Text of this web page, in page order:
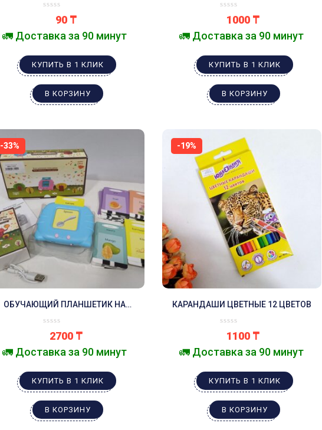
90 ₸
🚛 Доставка за 90 минут
КУПИТЬ В 1 КЛИК
В КОРЗИНУ
1000 ₸
🚛 Доставка за 90 минут
КУПИТЬ В 1 КЛИК
В КОРЗИНУ
-33%
ОБУЧАЮЩИЙ ПЛАНШЕТИК НА
2700 ₸
🚛 Доставка за 90 минут
КУПИТЬ В 1 КЛИК
В КОРЗИНУ
-19%
КАРАНДАШИ ЦВЕТНЫЕ 12 ЦВЕТОВ
1100 ₸
🚛 Доставка за 90 минут
КУПИТЬ В 1 КЛИК
В КОРЗИНУ